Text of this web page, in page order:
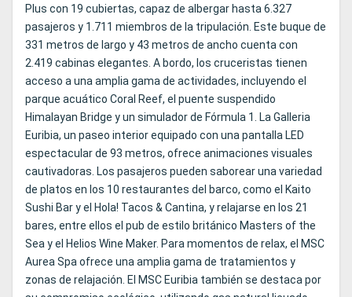
Plus con 19 cubiertas, capaz de albergar hasta 6.327
pasajeros y 1.711 miembros de la tripulación. Este buque de
331 metros de largo y 43 metros de ancho cuenta con
2.419 cabinas elegantes. A bordo, los cruceristas tienen
acceso a una amplia gama de actividades, incluyendo el
parque acuático Coral Reef, el puente suspendido
Himalayan Bridge y un simulador de Fórmula 1. La Galleria
Euribia, un paseo interior equipado con una pantalla LED
espectacular de 93 metros, ofrece animaciones visuales
cautivadoras. Los pasajeros pueden saborear una variedad
de platos en los 10 restaurantes del barco, como el Kaito
Sushi Bar y el Hola! Tacos & Cantina, y relajarse en los 21
bares, entre ellos el pub de estilo británico Masters of the
Sea y el Helios Wine Maker. Para momentos de relax, el MSC
Aurea Spa ofrece una amplia gama de tratamientos y
zonas de relajación. El MSC Euribia también se destaca por